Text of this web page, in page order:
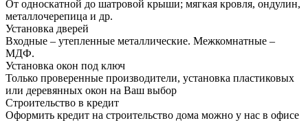
От односкатной до шатровой крыши; мягкая кровля, ондулин,
металлочерепица и др.
Установка дверей
Входные – утепленные металлические. Межкомнатные –
МДФ.
Установка окон под ключ
Только проверенные производители, установка пластиковых
или деревянных окон на Ваш выбор
Строительство в кредит
Оформить кредит на строительство дома можно у нас в офисе